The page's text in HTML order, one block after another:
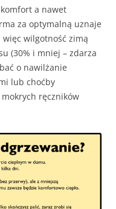
a nawet
za optymalną uznaje
więc wilgotność zimą
(30% i mniej – zdarza
o nawilżanie
lub choćby
ręczników